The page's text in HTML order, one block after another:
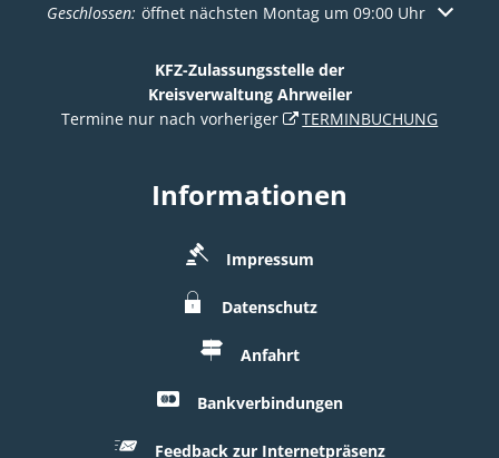
Klicken, um weitere Öffnungs- oder Schließzeiten
Geschlossen: öffnet nächsten Montag um 09:00 Uhr
KFZ-Zulassungsstelle der
Kreisverwaltung Ahrweiler
Termine nur nach vorheriger
TERMINBUCHUNG
Informationen
Impressum
Datenschutz
Anfahrt
Bankverbindungen
Feedback zur Internetpräsenz